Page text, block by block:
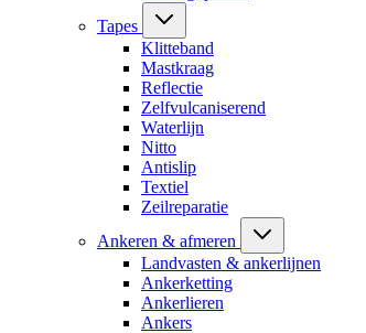
Tapes
Klitteband
Mastkraag
Reflectie
Zelfvulcaniserend
Waterlijn
Nitto
Antislip
Textiel
Zeilreparatie
Ankeren & afmeren
Landvasten & ankerlijnen
Ankerketting
Ankerlieren
Ankers